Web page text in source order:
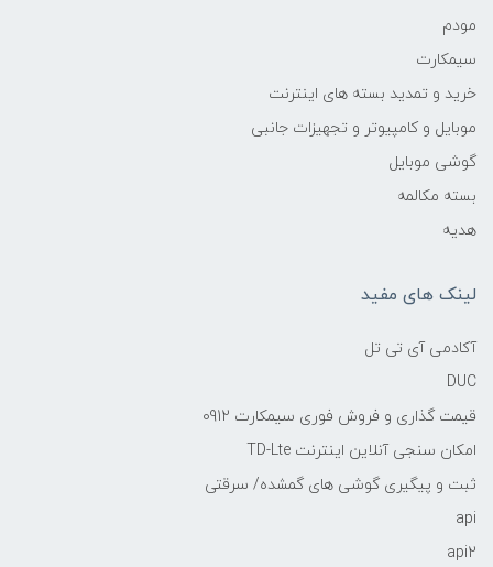
مودم
سیمکارت
خرید و تمدید بسته های اینترنت
موبایل و کامپیوتر و تجهیزات جانبی
گوشی موبایل
بسته مکالمه
هدیه
لینک های مفید
آکادمی آی تی تل
DUC
قیمت گذاری و فروش فوری سیمکارت 0912
امکان سنجی آنلاین اینترنت TD-Lte
ثبت و پیگیری گوشی های گمشده/ سرقتی
api
api2